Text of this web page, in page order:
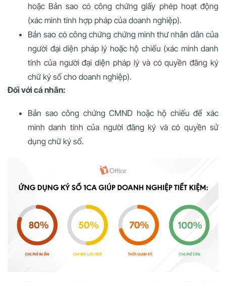
hoặc Bản sao có công chứng giấy phép hoạt động
(xác minh tính hợp pháp của doanh nghiệp).
Bản sao có công chứng chứng minh thư nhân dân của
người đại diện pháp lý hoặc hộ chiếu (xác minh danh
tính của người đại diện pháp lý và có quyền đăng ký
chữ ký số cho doanh nghiệp).
Đối với cá nhân:
Bản sao công chứng CMND hoặc hộ chiếu để xác
minh danh tính của người đăng ký và có quyền sử
dụng chữ ký số.